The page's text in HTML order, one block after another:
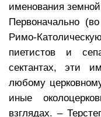
именования
Первоначально
Римо-
пиетистов и
сектантах, эти
любому
иные
взглядах. –